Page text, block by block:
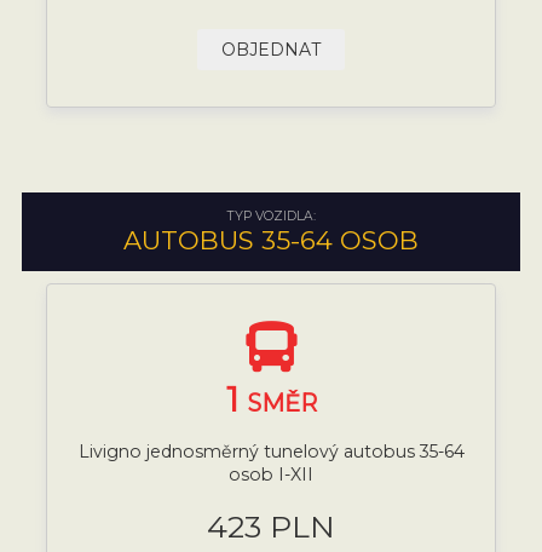
OBJEDNAT
TYP VOZIDLA:
AUTOBUS 35-64 OSOB
1 SMĚR
Livigno jednosměrný tunelový autobus 35-64
osob I-XII
423 PLN